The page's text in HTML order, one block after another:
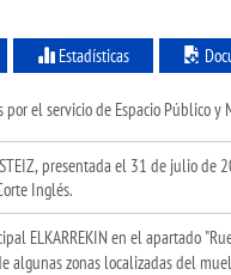
Estadísticas
el servicio de Espacio Público
presentada el 31 de julio de
Inglés.
ELKARREKIN en el apartado
zonas localizadas del